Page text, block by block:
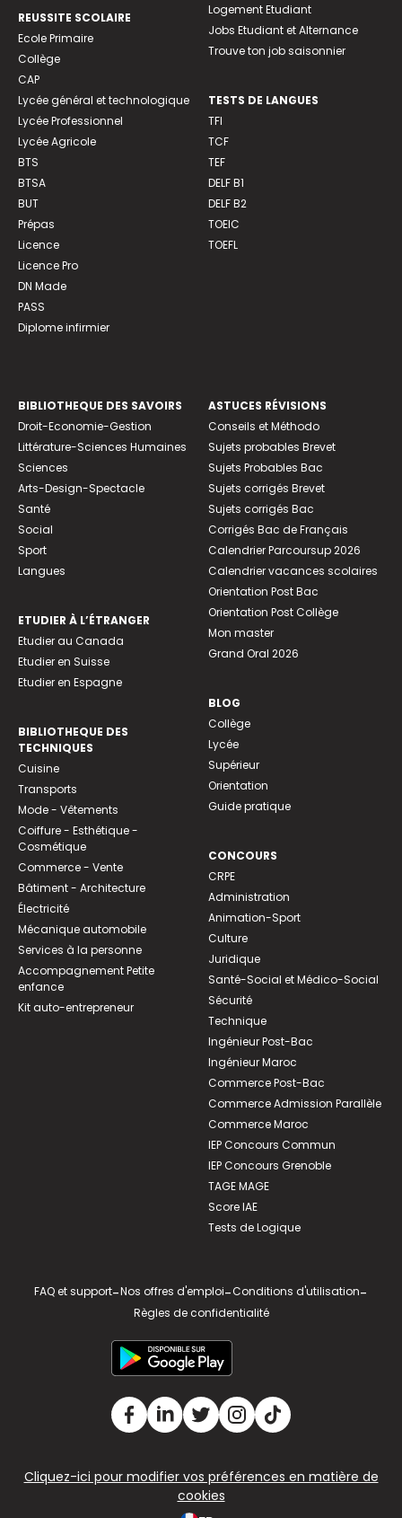
REUSSITE SCOLAIRE
Ecole Primaire
Collège
CAP
Lycée général et technologique
Lycée Professionnel
Lycée Agricole
BTS
BTSA
BUT
Prépas
Licence
Licence Pro
DN Made
PASS
Diplome infirmier
Logement Etudiant
Jobs Etudiant et Alternance
Trouve ton job saisonnier
TESTS DE LANGUES
TFI
TCF
TEF
DELF B1
DELF B2
TOEIC
TOEFL
BIBLIOTHEQUE DES SAVOIRS
Droit-Economie-Gestion
Littérature-Sciences Humaines
Sciences
Arts-Design-Spectacle
Santé
Social
Sport
Langues
ETUDIER À L’ÉTRANGER
Etudier au Canada
Etudier en Suisse
Etudier en Espagne
BIBLIOTHEQUE DES
TECHNIQUES
Cuisine
Transports
Mode - Vêtements
Coiffure - Esthétique -
Cosmétique
Commerce - Vente
Bâtiment - Architecture
Électricité
Mécanique automobile
Services à la personne
Accompagnement Petite
enfance
Kit auto-entrepreneur
ASTUCES RÉVISIONS
Conseils et Méthodo
Sujets probables Brevet
Sujets Probables Bac
Sujets corrigés Brevet
Sujets corrigés Bac
Corrigés Bac de Français
Calendrier Parcoursup 2026
Calendrier vacances scolaires
Orientation Post Bac
Orientation Post Collège
Mon master
Grand Oral 2026
BLOG
Collège
Lycée
Supérieur
Orientation
Guide pratique
CONCOURS
CRPE
Administration
Animation-Sport
Culture
Juridique
Santé-Social et Médico-Social
Sécurité
Technique
Ingénieur Post-Bac
Ingénieur Maroc
Commerce Post-Bac
Commerce Admission Parallèle
Commerce Maroc
IEP Concours Commun
IEP Concours Grenoble
TAGE MAGE
Score IAE
Tests de Logique
FAQ et support-Nos offres d'emploi-Conditions d'utilisation-
Règles de confidentialité
Cliquez-ici pour modifier vos préférences en matière de
cookies